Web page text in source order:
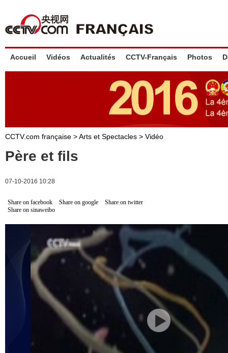
Accueil Vidéos Actualités CCTV-Français Photos
CCTV.com française >Arts et Spectacles > Vidéo
Père et fils
07-10-2016 10:28
Share on facebook Share on google
Share on twitter
Share on sinaweibo